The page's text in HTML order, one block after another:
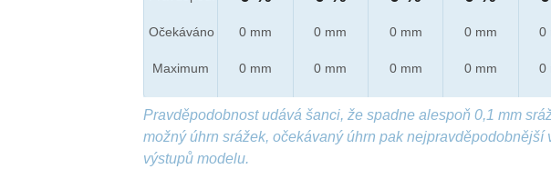
Očekáváno
Maximum
0 mm
0 mm
0 mm
0 mm
0 mm
0 mm
0 mm
0 mm
0
0
Pravděpodobnost udává šanci, že spadne alespoň 0,1 mm
možný úhrn srážek, očekávaný úhrn pak nejpravděpodobnější
výstupů modelu.